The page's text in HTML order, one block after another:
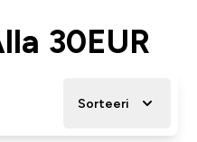
30EUR
Sorteeri